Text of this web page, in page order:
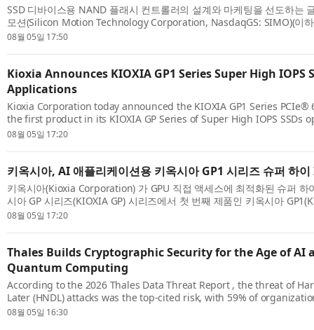
SSD 디바이스용 NAND 플래시 컨트롤러의 설계와 마케팅을 선도하는
모션(Silicon Motion Technology Corporation, NasdaqGS: SIMO)(이
캘리포니아 산타클라라에서 개최된 FMS(Future of Memory and
08월 05일 17:50
Kioxia Announces KIOXIA GP1 Series Super High IOPS
Applications
Kioxia Corporation today announced the KIOXIA GP1 Series PCIe®
the first product in its KIOXIA GP Series of Super High IOPS SSDs
direct access. Building on the KIOXIA GP Series technology
08월 05일 17:20
키옥시아, AI 애플리케이션용 키옥시아 GP1 시리즈 슈퍼 하이
키옥시아(Kioxia Corporation) 가 GPU 직접 액세스에 최적화된 슈퍼 하
시아 GP 시리즈(KIOXIA GP) 시리즈에서 첫 번째 제품인 키옥시아
PCIe® 6.0 NVMe™ SSD를 발표했다. 올해 초에 소개된 키옥시아 GP 시
08월 05일 17:20
Thales Builds Cryptographic Security for the Age of AI
Quantum Computing
According to the 2026 Thales Data Threat Report , the threat of
Later (HNDL) attacks was the top-cited risk, with 59% of
they are prototyping and evaluating post-quantum cryptography
08월 05일 16:30